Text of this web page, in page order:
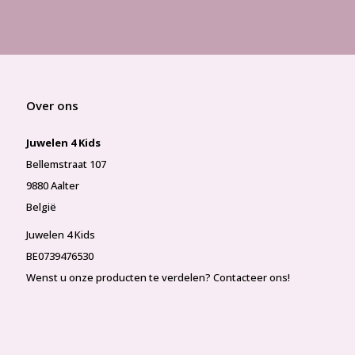
Over ons
Juwelen 4 Kids
Bellemstraat 107
9880 Aalter
België
Juwelen 4 Kids
BE0739476530
Wenst u onze producten te verdelen? Contacteer ons!